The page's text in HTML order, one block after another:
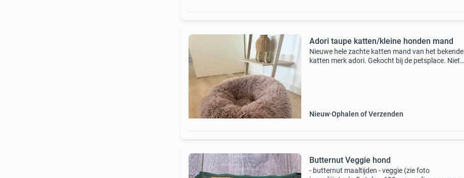
Adori taupe katten/kleine honden mand
Nieuwe hele zachte katten mand van het bekende
katten merk adori. Gekocht bij de petsplace. Niet
Nieuw Ophalen of Verzenden
Butternut Veggie hond
- butternut maaltijden - veggie (zie foto